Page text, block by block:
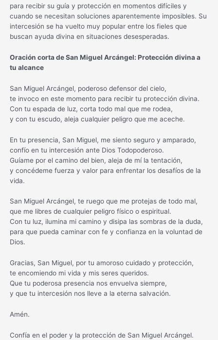
para recibir su guía y protección en momentos difíciles y
cuando se necesitan soluciones aparentemente imposibles. Su
intercesión se ha vuelto muy popular entre los fieles que
buscan ayuda divina en situaciones desesperadas.
Oración corta de San Miguel Arcángel: Protección divina a
tu alcance
San Miguel Arcángel, poderoso defensor del cielo,
te invoco en este momento para recibir tu protección divina.
Con tu espada de luz, corta todo mal que me rodea,
y con tu escudo, aleja cualquier peligro que me aceche.
En tu presencia, San Miguel, me siento seguro y amparado,
confío en tu intercesión ante Dios Todopoderoso.
Guíame por el camino del bien, aleja de mí la tentación,
y concédeme fuerza y valor para enfrentar los desafíos de la
vida.
San Miguel Arcángel, te ruego que me protejas de todo mal,
que me libres de cualquier peligro físico o espiritual.
Con tu luz, ilumina mi camino y disipa las sombras de la duda,
para que pueda caminar con fe y confianza en la voluntad de
Dios.
Gracias, San Miguel, por tu amoroso cuidado y protección,
te encomiendo mi vida y mis seres queridos.
Que tu poderosa presencia nos envuelva siempre,
y que tu intercesión nos lleve a la eterna salvación.
Amén.
Confía en el poder y la protección de San Miguel Arcángel.